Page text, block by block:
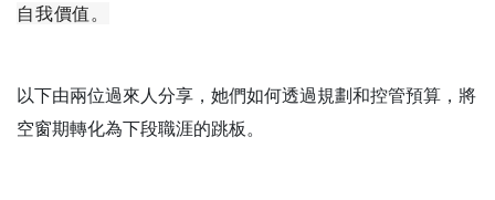
自我價值。
以下由兩位過來人分享，她們如何透過規劃和控管預算，將
空窗期轉化為下段職涯的跳板。